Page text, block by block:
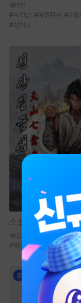
1천
# 계략남 #애증관계 #까
#상처녀
소설 천산칠금생 [
2.6만
#비장함 #전통무협 #성